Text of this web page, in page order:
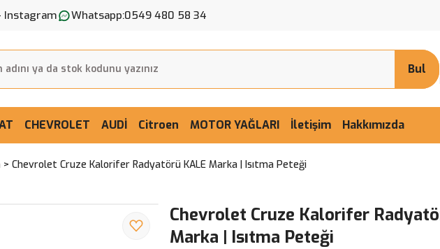
- Instagram Whatsapp:0549 480 58 34
Bul
CHEVROLET AUDİ Citroen MOTOR YAĞLARI İletişim Hakkımızda
Chevrolet Cruze Kalorifer Radyatörü KALE Marka | Isıtma Peteği
Chevrolet Cruze Kalorifer
Marka | Isıtma Peteği